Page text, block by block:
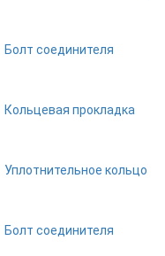
Болт соединителя
Кольцевая прокладка
Уплотнительное кольцо
Болт соединителя